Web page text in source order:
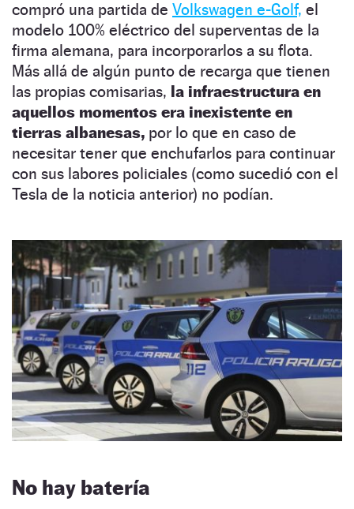
compró una partida de Volkswagen e-Golf, el
modelo 100% eléctrico del superventas de la
firma alemana, para incorporarlos a su flota.
Más allá de algún punto de recarga que tienen
las propias comisarias, la infraestructura en
aquellos momentos era inexistente en
tierras albanesas, por lo que en caso de
necesitar tener que enchufarlos para continuar
con sus labores policiales (como sucedió con el
Tesla de la noticia anterior) no podían.
No hay batería